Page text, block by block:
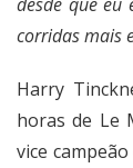
corridas mais
Harry
horas de Le
vice